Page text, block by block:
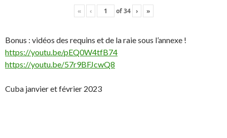
« ‹ of34 › »
Bonus : vidéos des requins et de la raie sous l’annexe !
https://youtu.be/pEQ0W4tfB74
https://youtu.be/57r9BFJcwQ8
Cuba janvier et février 2023